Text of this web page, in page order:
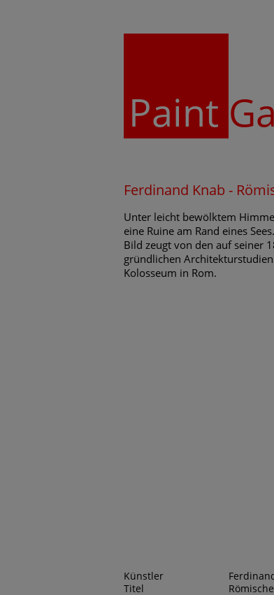
Paint
Ferdinand Knab -
Unter leicht bewölktem
eine Ruine am Rand eines
Bild zeugt von den auf seiner
gründlichen
Kolosseum in Rom.
Künstler
Titel